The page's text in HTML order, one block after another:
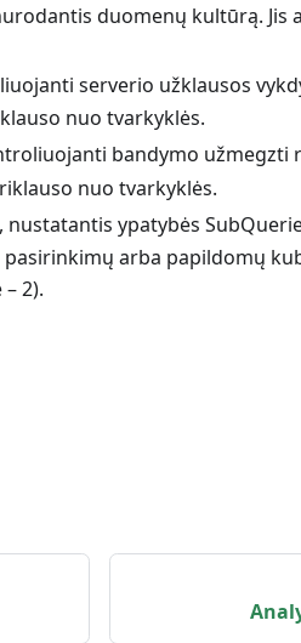
duomenų kultūrą. Jis
serverio užklausos
nuo tvarkyklės.
bandymo užmegzti
nuo tvarkyklės.
nustatantis ypatybės
arba papildomų
2).